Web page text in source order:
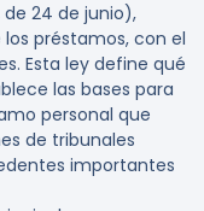
de 24 de junio),
préstamos, con el
Esta ley define qué
las bases para
personal que
de tribunales
importantes